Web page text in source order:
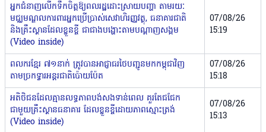
អ្នកជំនាញ​​លើកទឹកចិត្តឱ្យពលរដ្ឋដោះស្រាយបញ្ហា តាមរយៈ
មជ្ឈមណ្ឌល​ការពារអ្នកប្រើប្រាស់សេវាហិរញ្ញវត្ថុ, ​ធនាគារជាតិ
និងគ្រឹះស្ថានដែលខ្លួនខ្ចី ​ជាជាងបង្ហោះតាមបណ្តាញសង្គម
(Video inside)
07/08/26
15:19
ពលករខ្មែរ ៧១នាក់ ត្រូវបានអាជ្ញាធរថៃបញ្ជូនមកកម្ពុជាវិញ
តាមច្រកទ្វារអន្តរជាតិប៉ោយប៉ែត
07/08/26
15:18
អតិថិជនដែលគ្មានលទ្ធភាពបង់សងទាន់ពេល គួរតែ​ជជែក
ជាមួយគ្រឹះស្ថានធនាគារ ដែលខ្លួនខ្ចីដោយភាពស្មោះត្រង់
(Video inside)
07/08/26
15:13